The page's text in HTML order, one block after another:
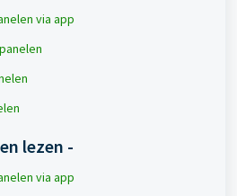
via app
lezen -
via app